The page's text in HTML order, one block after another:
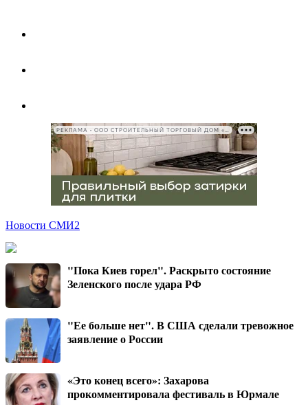
Новости СМИ2
"Пока Киев горел". Раскрыто состояние
Зеленского после удара РФ
"Ее больше нет". В США сделали тревожное
заявление о России
«Это конец всего»: Захарова
прокомментировала фестиваль в Юрмале